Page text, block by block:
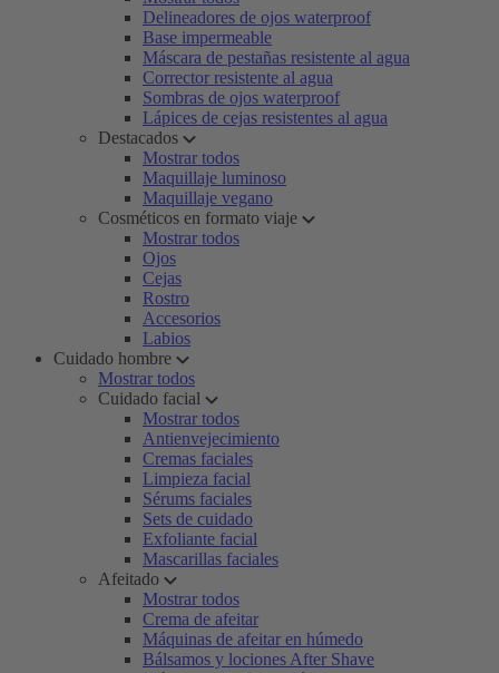
Delineadores de ojos waterproof
Base impermeable
Máscara de pestañas resistente al agua
Corrector resistente al agua
Sombras de ojos waterproof
Lápices de cejas resistentes al agua
Destacados
Mostrar todos
Maquillaje luminoso
Maquillaje vegano
Cosméticos en formato viaje
Mostrar todos
Ojos
Cejas
Rostro
Accesorios
Labios
Cuidado hombre
Mostrar todos
Cuidado facial
Mostrar todos
Antienvejecimiento
Cremas faciales
Limpieza facial
Sérums faciales
Sets de cuidado
Exfoliante facial
Mascarillas faciales
Afeitado
Mostrar todos
Crema de afeitar
Máquinas de afeitar en húmedo
Bálsamos y lociones After Shave